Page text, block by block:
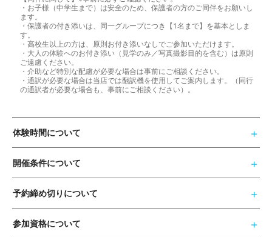
・お子様（中学生まで）は安全のため、保護者の方のご同伴をお願いし
ます。
・保護者の付き添いは、同一グループにつき【1名まで】を基本としま
す。
・高校生以上の方は、原則お付き添いなしでご参加いただけます。
・大人の体験へのお付き添い（見学のみ／写真撮影目的を含む）は原則
ご遠慮ください。
・介助など特別な配慮が必要な場合は事前にご相談ください。
・通訳が必要な場合は当店では翻訳機を使用してご案内します。（同行
の通訳者が必要な場合も、事前にご相談ください）。
体験時間について
開催条件について
予約締め切りについて
参加資格について